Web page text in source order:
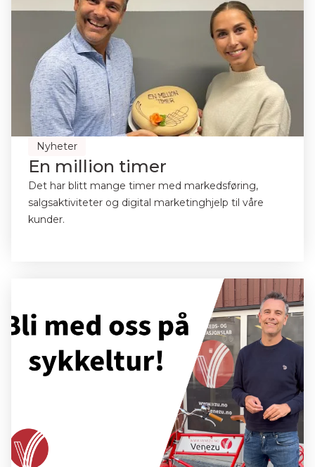
Nyheter
En million timer
Det har blitt mange timer med markedsføring,
salgsaktiviteter og digital marketinghjelp til våre
kunder.